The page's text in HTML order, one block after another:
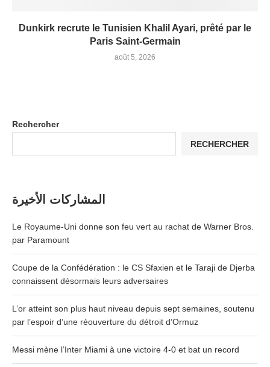
Dunkirk recrute le Tunisien Khalil Ayari, prêté par le
Paris Saint-Germain
août 5, 2026
Rechercher
RECHERCHER
المشاركات الأخيرة
Le Royaume-Uni donne son feu vert au rachat de Warner Bros.
par Paramount
Coupe de la Confédération : le CS Sfaxien et le Taraji de Djerba
connaissent désormais leurs adversaires
L’or atteint son plus haut niveau depuis sept semaines, soutenu
par l’espoir d’une réouverture du détroit d’Ormuz
Messi mène l’Inter Miami à une victoire 4-0 et bat un record